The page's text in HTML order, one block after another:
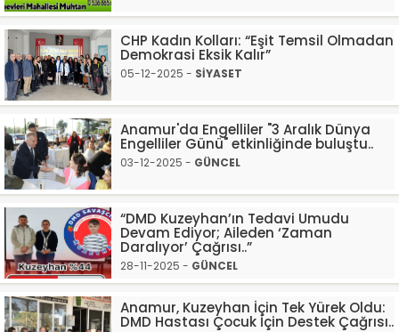
CHP Kadın Kolları: “Eşit Temsil Olmadan
Demokrasi Eksik Kalır”
05-12-2025 - SİYASET
Anamur'da Engelliler "3 Aralık Dünya
Engelliler Günü" etkinliğinde buluştu..
03-12-2025 - GÜNCEL
“DMD Kuzeyhan’ın Tedavi Umudu
Devam Ediyor; Aileden ‘Zaman
Daralıyor’ Çağrısı..”
28-11-2025 - GÜNCEL
Anamur, Kuzeyhan İçin Tek Yürek Oldu:
DMD Hastası Çocuk İçin Destek Çağrısı..